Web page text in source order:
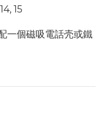
15
一個磁吸電話壳或鐵